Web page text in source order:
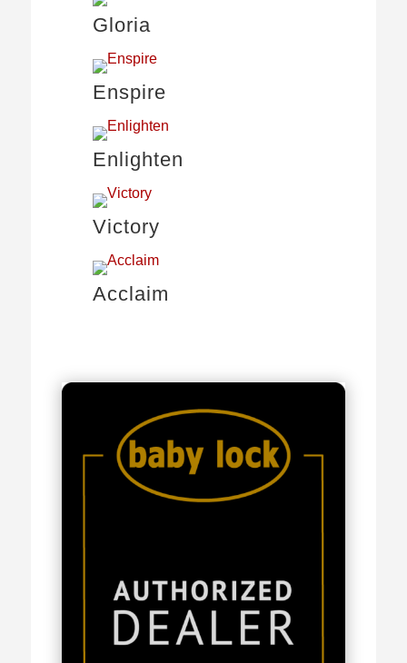
Gloria
Enspire
Enlighten
Victory
Acclaim